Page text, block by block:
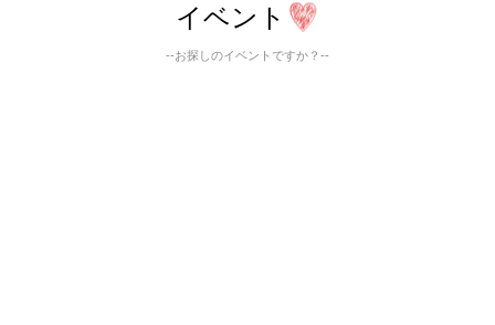
イベント
--お探しのイベントですか？--